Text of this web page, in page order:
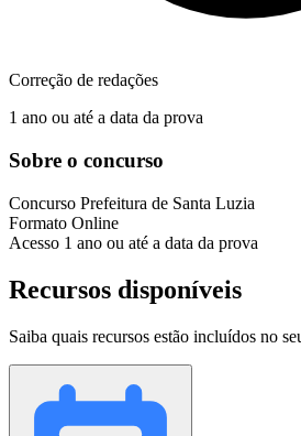
Correção de redações
1 ano ou até a data da prova
Sobre o concurso
Concurso Prefeitura de Santa Luzia
Formato Online
Acesso 1 ano ou até a data da prova
Recursos disponíveis
Saiba quais recursos estão incluídos no